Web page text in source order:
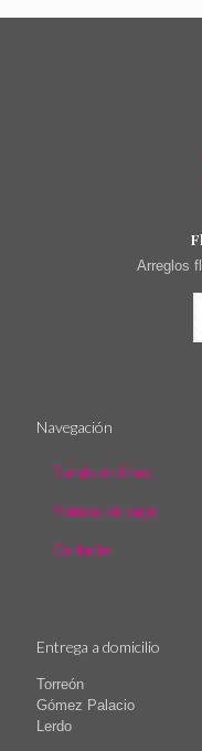
Arreglos
Navegación
Tienda en línea
Formas de pago
Contacto
Entrega a domicilio
Torreón
Gómez Palacio
Lerdo